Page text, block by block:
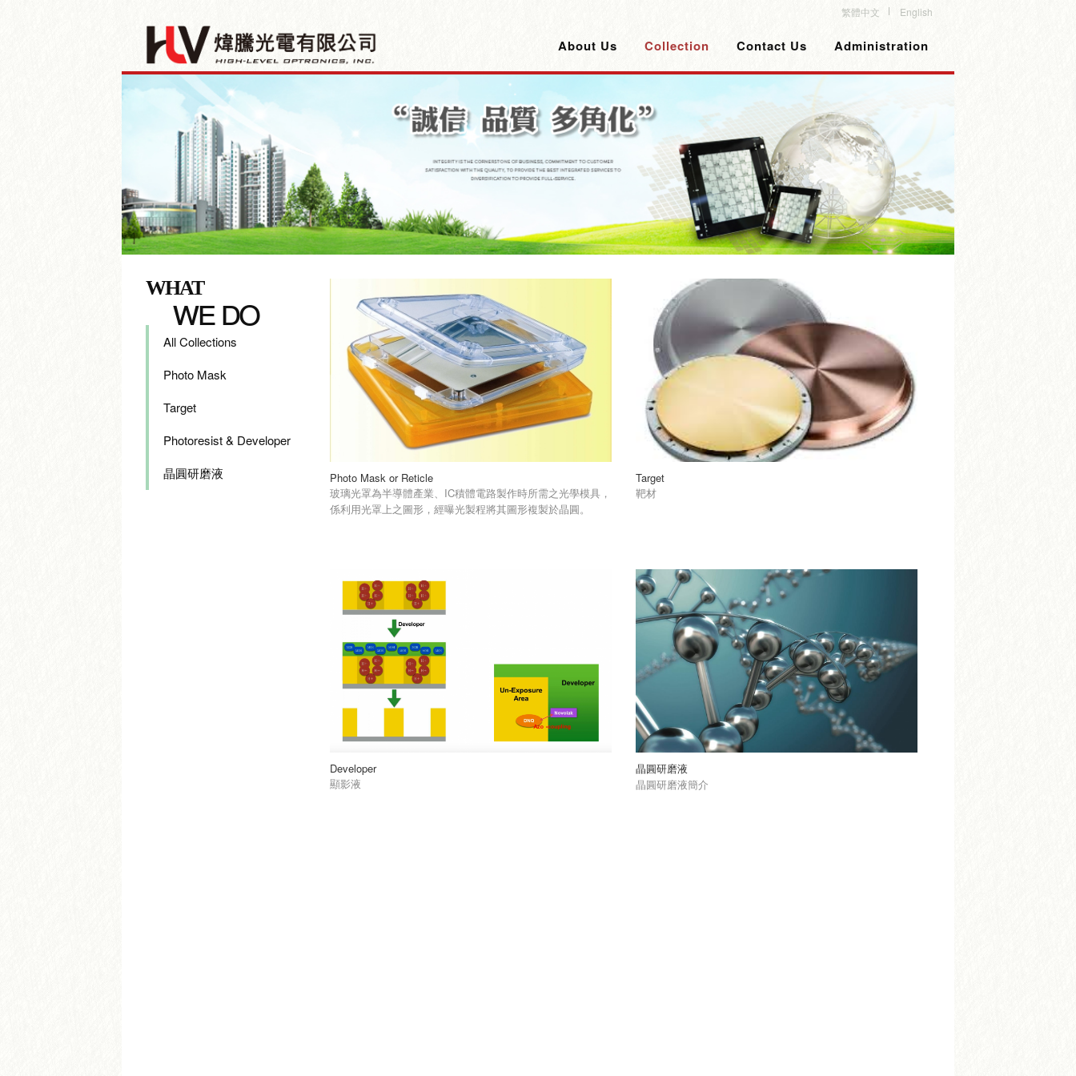
繁體中文 English
About Us Collection Contact Us Administration
WHATwe do
All Collections
Photo Mask
Target
Photoresist & Developer
晶圓研磨液
Photo Mask or Reticle
玻璃光罩為半導體產業、IC積體電路製作時所需之光學模具，
係利用光罩上之圖形，經曝光製程將其圖形複製於晶圓。
Target
靶材
Developer
顯影液
晶圓研磨液
晶圓研磨液簡介